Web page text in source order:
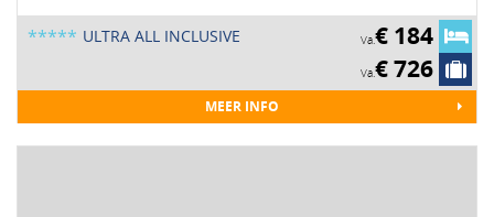
MEER INFO
ULTRA ALL INCLUSIVE
***** Va.€ 184
Va.€ 726